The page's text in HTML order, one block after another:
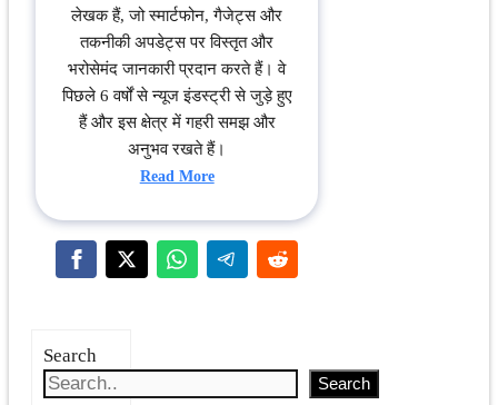
लेखक हैं, जो स्मार्टफोन, गैजेट्स और
तकनीकी अपडेट्स पर विस्तृत और
भरोसेमंद जानकारी प्रदान करते हैं। वे
पिछले 6 वर्षों से न्यूज इंडस्ट्री से जुड़े हुए
हैं और इस क्षेत्र में गहरी समझ और
अनुभव रखते हैं।
Read More
Search
Search